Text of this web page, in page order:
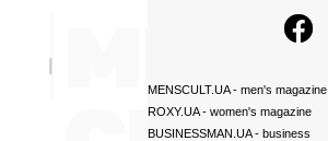
MENSCULT.UA- men's magazine
ROXY.UA- women's magazine
BUSINESSMAN.UA- business